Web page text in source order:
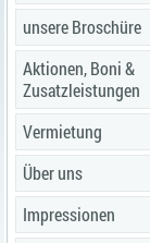
unsere Broschüre
Aktionen, Boni &
Zusatzleistungen
Vermietung
Über uns
Impressionen